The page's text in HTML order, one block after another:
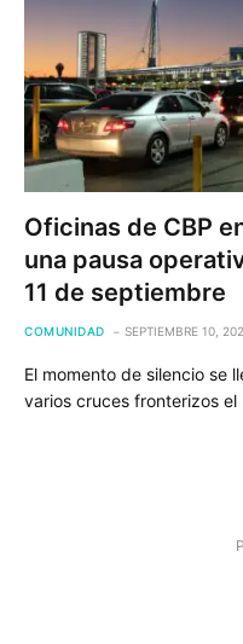
Oficinas de CBP
una pausa
11 de septiembre
COMUNIDAD SEPTIEMBRE 10,
El momento de silencio se
varios cruces fronterizos el